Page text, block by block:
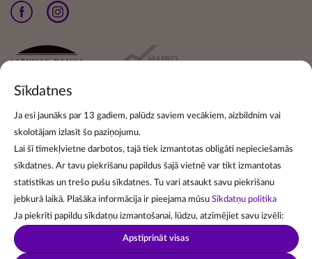
Sīkdatnes
Ja esi jaunāks par 13 gadiem, palūdz saviem vecākiem, aizbildnim vai
skolotājam izlasīt šo paziņojumu.
Lai šī tīmekļvietne darbotos, tajā tiek izmantotas obligāti nepieciešamās
sīkdatnes. Ar tavu piekrišanu papildus šajā vietnē var tikt izmantotas
statistikas un trešo pušu sīkdatnes. Tu vari atsaukt savu piekrišanu
jebkurā laikā. Plašāka informācija ir pieejama mūsu Sīkdatņu politika
Ja piekrīti papildu sīkdatņu izmantošanai, lūdzu, atzīmējiet savu izvēli:
Apstiprināt visas
Pieraksties jaunumiem
Lai pierakstītos jaunumu izsūtīšanai, norādi savu e-pasta